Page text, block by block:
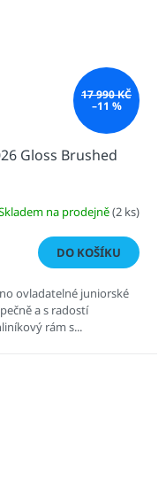
17 990 KČ
–11 %
Gloss Brushed
na prodejně(2 ks)
DO KOŠÍKU
ovladatelné juniorské
a s radostí
rám s...